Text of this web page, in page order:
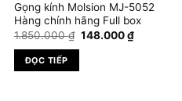
₫.
Gọng kính Molsion MJ-5052
Hàng chính hãng Full box
1.850.000₫ Giá
148.000₫Giá
hiện
ĐỌC TIẾP